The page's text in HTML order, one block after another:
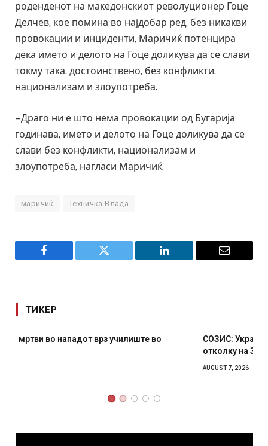
роденденот на македонскиот револуционер Гоце
Делчев, кое помина во најдобар ред, без никакви
провокации и инциденти, Маричиќ потенцира
дека името и делото на Гоце доликува да се слави
токму така, достоинствено, без конфликти,
национализам и злоупотреба.
– Драго ни е што нема провокации од Бугарија
годинава, името и делото на Гоце доликува да се
слави без конфликти, национализам и
злоупотреба, нагласи Маричиќ.
маричиќ Техничка Влада
Facebook Twitter LinkedIn Email
ТИКЕР
СОЗИС: Украинците повеќе им веруваат на генералите